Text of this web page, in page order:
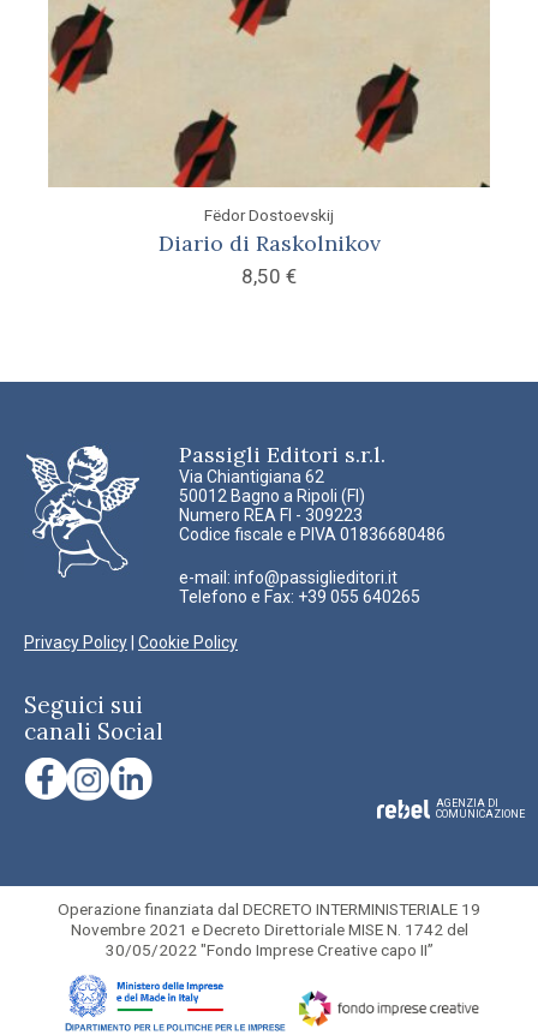
Fëdor Dostoevskij
Diario di Raskolnikov
8,50 €
Passigli Editori s.r.l.
Via Chiantigiana 62
50012 Bagno a Ripoli (FI)
Numero REA FI - 309223
Codice fiscale e PIVA 01836680486
e-mail: info@passiglieditori.it
Telefono e Fax: +39 055 640265
Privacy Policy Cookie Policy
Seguici sui
canali Social
AGENZIA DI
COMUNICAZIONE
Operazione finanziata dal DECRETO INTERMINISTERIALE 19
Novembre 2021 e Decreto Direttoriale MISE N. 1742 del
30/05/2022 "Fondo Imprese Creative capo II”